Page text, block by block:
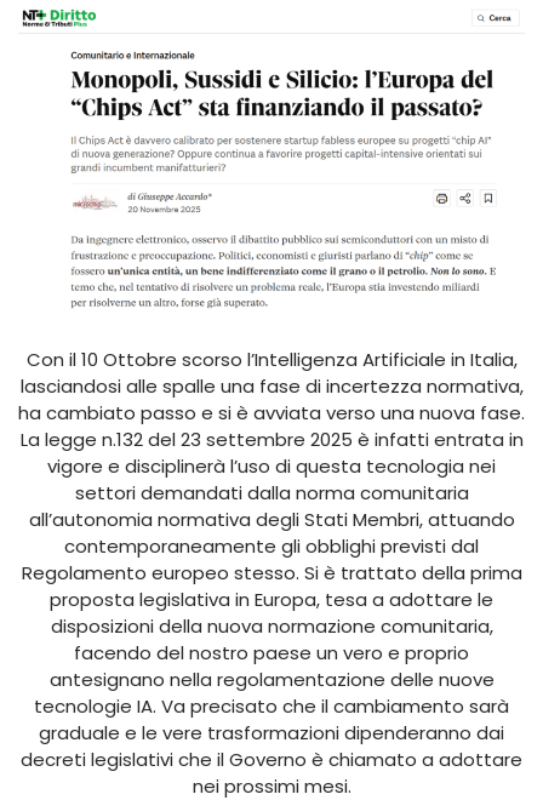
Con il 10 Ottobre scorso l’Intelligenza Artificiale in Italia,
lasciandosi alle spalle una fase di incertezza normativa,
ha cambiato passo e si è avviata verso una nuova fase.
La legge n.132 del 23 settembre 2025 è infatti entrata in
vigore e disciplinerà l’uso di questa tecnologia nei
settori demandati dalla norma comunitaria
all’autonomia normativa degli Stati Membri, attuando
contemporaneamente gli obblighi previsti dal
Regolamento europeo stesso. Si è trattato della prima
proposta legislativa in Europa, tesa a adottare le
disposizioni della nuova normazione comunitaria,
facendo del nostro paese un vero e proprio
antesignano nella regolamentazione delle nuove
tecnologie IA. Va precisato che il cambiamento sarà
graduale e le vere trasformazioni dipenderanno dai
decreti legislativi che il Governo è chiamato a adottare
nei prossimi mesi.